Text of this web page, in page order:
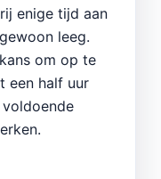
enige tijd aan
leeg.
om op te
een half uur